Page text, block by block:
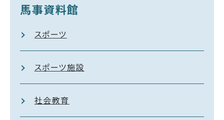
馬事資料館
スポーツ
スポーツ施設
社会教育